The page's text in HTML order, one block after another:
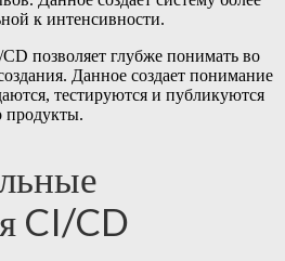
к интенсивности.
позволяет глубже понимать во
Данное создает понимание
тестируются и публикуются
продукты.
CI/CD